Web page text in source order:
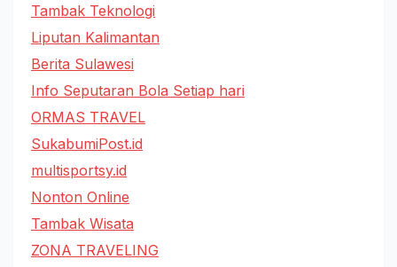
Tambak Teknologi
Liputan Kalimantan
Berita Sulawesi
Info Seputaran Bola Setiap hari
ORMAS TRAVEL
SukabumiPost.id
multisportsy.id
Nonton Online
Tambak Wisata
ZONA TRAVELING